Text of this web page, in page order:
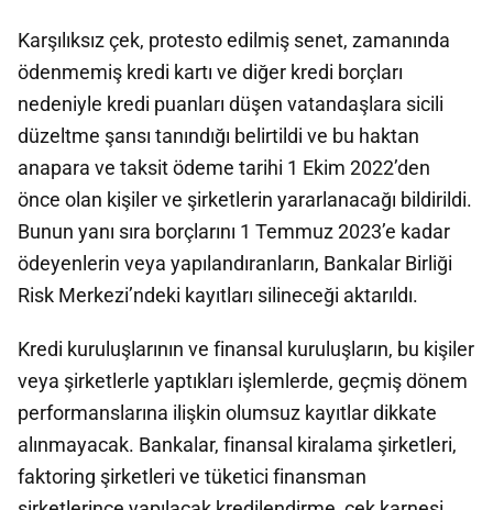
Karşılıksız çek, protesto edilmiş senet, zamanında
ödenmemiş kredi kartı ve diğer kredi borçları
nedeniyle kredi puanları düşen vatandaşlara sicili
düzeltme şansı tanındığı belirtildi ve bu haktan
anapara ve taksit ödeme tarihi 1 Ekim 2022’den
önce olan kişiler ve şirketlerin yararlanacağı bildirildi.
Bunun yanı sıra borçlarını 1 Temmuz 2023’e kadar
ödeyenlerin veya yapılandıranların, Bankalar Birliği
Risk Merkezi’ndeki kayıtları silineceği aktarıldı.
Kredi kuruluşlarının ve finansal kuruluşların, bu kişiler
veya şirketlerle yaptıkları işlemlerde, geçmiş dönem
performanslarına ilişkin olumsuz kayıtlar dikkate
alınmayacak. Bankalar, finansal kiralama şirketleri,
faktoring şirketleri ve tüketici finansman